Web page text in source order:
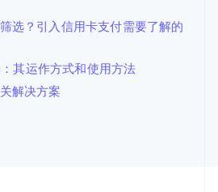
选？引入信用卡支付需要了解的
其运作方式和使用方法
解决方案